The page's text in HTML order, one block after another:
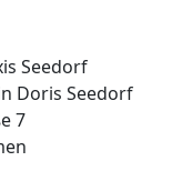
Seedorf
Doris Seedorf
7